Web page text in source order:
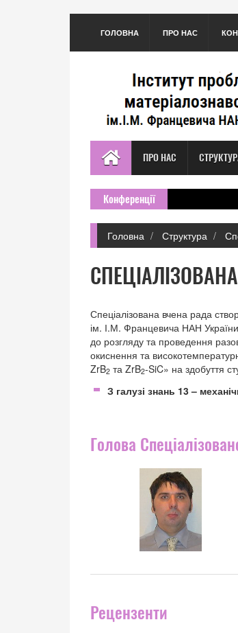
ГОЛОВНА ПРО НАС
ПРО НАС
Конференції
Головна Структура
Спеціалізована вчена рада
ім. І.М. Францевича НАН
до розгляду та проведення
окиснення та
ZrB2 та ZrB2-SiC» на здобуття
З галузі знань 13 –
Голова
Рецензенти